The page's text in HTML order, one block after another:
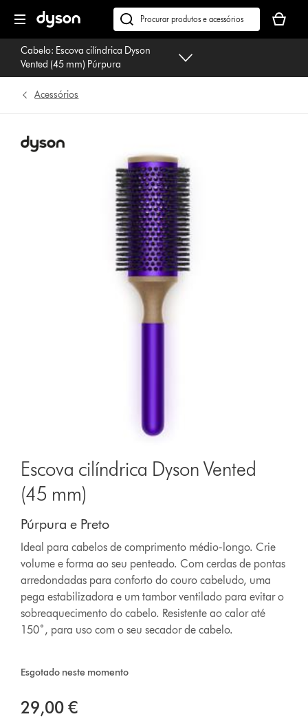
seguinte
Pesquisar
em
dyson.pt
seu
cesto
Cabelo: Escova cilíndrica Dyson
Vented (45 mm) Púrpura
Acessórios
Escova cilíndrica Dyson Vented
(45 mm)
Púrpura e Preto
Ideal para cabelos de comprimento médio-longo. Crie
volume e forma ao seu penteado. Com cerdas de pontas
arredondadas para conforto do couro cabeludo, uma
pega estabilizadora e um tambor ventilado para evitar o
sobreaquecimento do cabelo. Resistente ao calor até
150˚, para uso com o seu secador de cabelo.
Esgotado neste momento
29,00 €